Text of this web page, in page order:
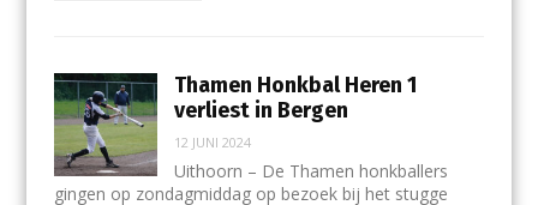
Thamen Honkbal Heren 1
verliest in Bergen
12 JUNI 2024
Uithoorn – De Thamen honkballers
gingen op zondagmiddag op bezoek bij het stugge